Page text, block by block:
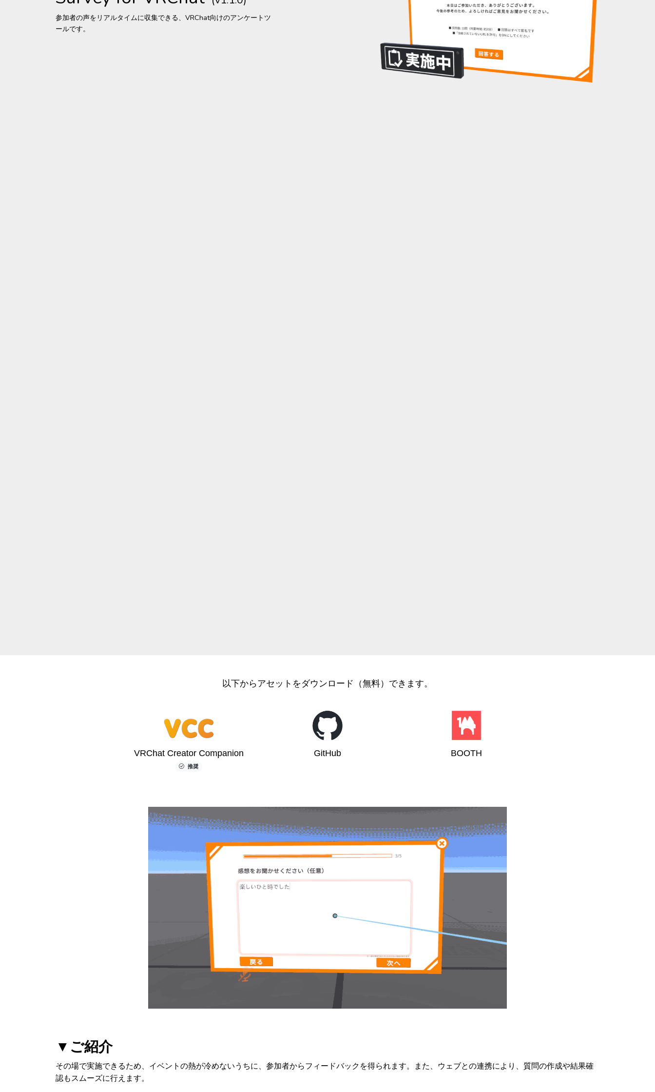
参加者の声をリアルタイムに収集できる、VRChat向けのアンケートツ
ールです。
以下からアセットをダウンロード（無料）できます。
VRChat Creator Companion
推奨
GitHub BOOTH
▼ご紹介
その場で実施できるため、イベントの熱が冷めないうちに、参加者からフィードバックを得られます。また、ウェブとの連携により、質問の作成や結果確
認もスムーズに行えます。